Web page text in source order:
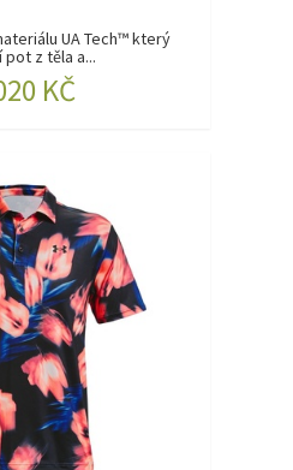
UA Tech™ který
z těla a...
KČ